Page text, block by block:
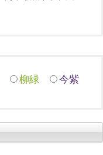
柳緑 今紫